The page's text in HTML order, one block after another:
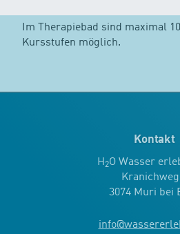
Im Therapiebad sind maximal
Kursstufen möglich.
Kontakt
H2O Wasser
3074 Muri bei
info@